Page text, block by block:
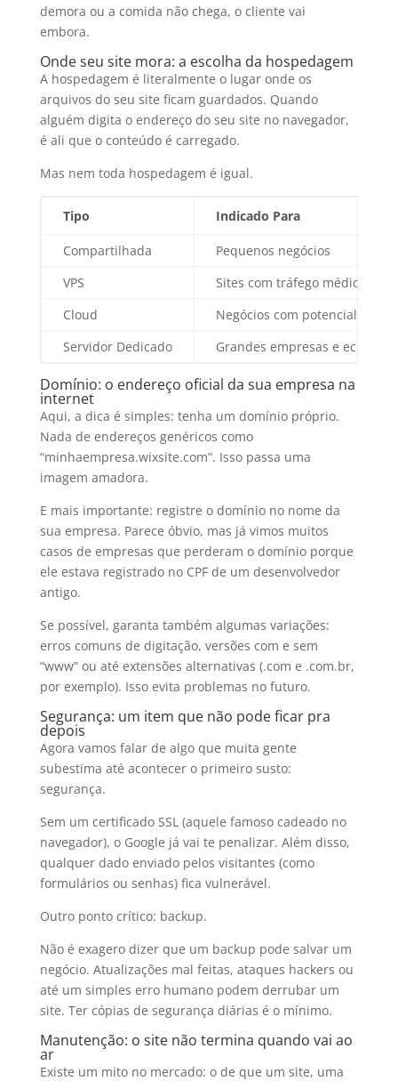
demora ou a comida não chega, o cliente vai
embora.
Onde seu site mora: a escolha da hospedagem
A hospedagem é literalmente o lugar onde os
arquivos do seu site ficam guardados. Quando
alguém digita o endereço do seu site no navegador,
é ali que o conteúdo é carregado.
Mas nem toda hospedagem é igual.
Tipo Indicado Para
Compartilhada
Pequenos negócios
VPS
Sites com tráfego médio
Cloud
Negócios com potencial de
Servidor Dedicado
Grandes empresas e
Domínio: o endereço oficial da sua empresa na
internet
Aqui, a dica é simples: tenha um domínio próprio.
Nada de endereços genéricos como
“minhaempresa.wixsite.com”. Isso passa uma
imagem amadora.
E mais importante: registre o domínio no nome da
sua empresa. Parece óbvio, mas já vimos muitos
casos de empresas que perderam o domínio porque
ele estava registrado no CPF de um desenvolvedor
antigo.
Se possível, garanta também algumas variações:
erros comuns de digitação, versões com e sem
“www” ou até extensões alternativas (.com e .com.br,
por exemplo). Isso evita problemas no futuro.
Segurança: um item que não pode ficar pra
depois
Agora vamos falar de algo que muita gente
subestima até acontecer o primeiro susto:
segurança.
Sem um certificado SSL (aquele famoso cadeado no
navegador), o Google já vai te penalizar. Além disso,
qualquer dado enviado pelos visitantes (como
formulários ou senhas) fica vulnerável.
Outro ponto crítico: backup.
Não é exagero dizer que um backup pode salvar um
negócio. Atualizações mal feitas, ataques hackers ou
até um simples erro humano podem derrubar um
site. Ter cópias de segurança diárias é o mínimo.
Manutenção: o site não termina quando vai ao
ar
Existe um mito no mercado: o de que um site, uma